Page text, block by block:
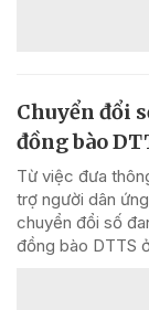
Chuyển đổi
đồng bào
Từ việc đưa
trợ người dân
chuyển đổi số
đồng bào DTTS